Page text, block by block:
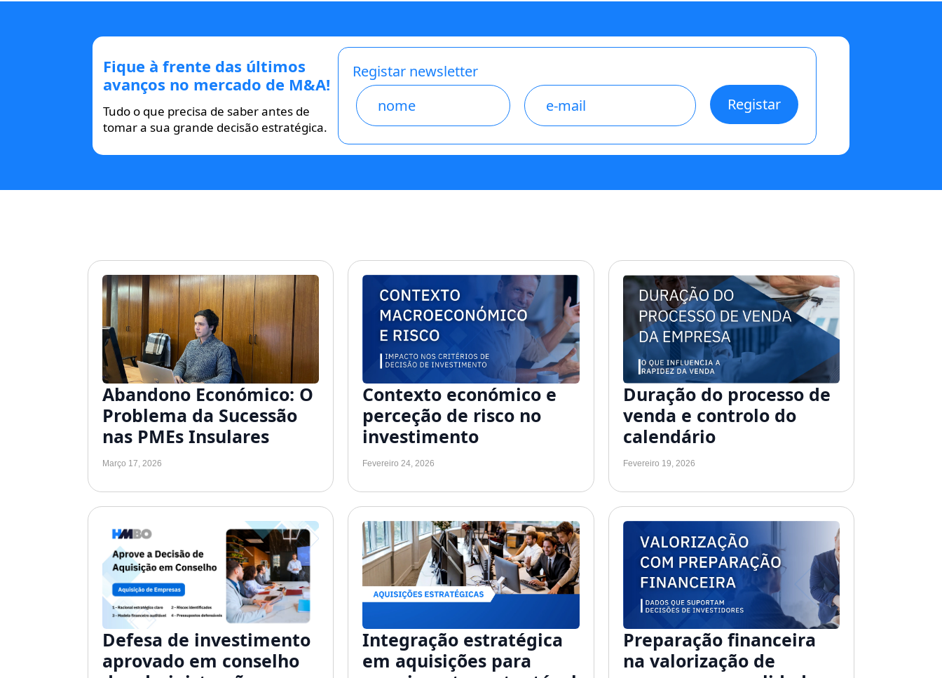
Fique à frente das últimos
avanços no mercado de M&A!
Tudo o que precisa de saber antes de
tomar a sua grande decisão estratégica.
Registar newsletter
Name
E-
mail
*
Registar
Abandono Económico: O
Problema da Sucessão
nas PMEs Insulares
Março 17, 2026
Contexto económico e
perceção de risco no
investimento
Fevereiro 24, 2026
Duração do processo de
venda e controlo do
calendário
Fevereiro 19, 2026
Defesa de investimento
aprovado em conselho
Integração estratégica
em aquisições para
Preparação financeira
na valorização de